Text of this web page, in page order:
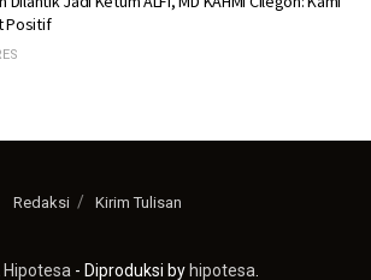
Positif
Redaksi Kirim Tulisan
Hipotesa - Diproduksi by hipotesa